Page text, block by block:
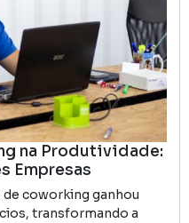
na Produtividade:
Empresas
coworking ganhou
transformando a